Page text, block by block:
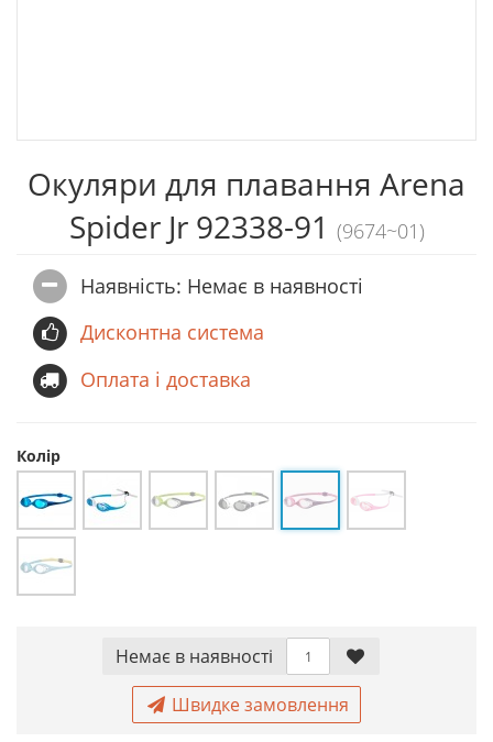
Окуляри для плавання Arena
Spider Jr 92338-91 (9674~01)
Наявність: Немає в наявностi
Дисконтна система
Оплата і доставка
Колір
Немає в наявностi
Швидке замовлення